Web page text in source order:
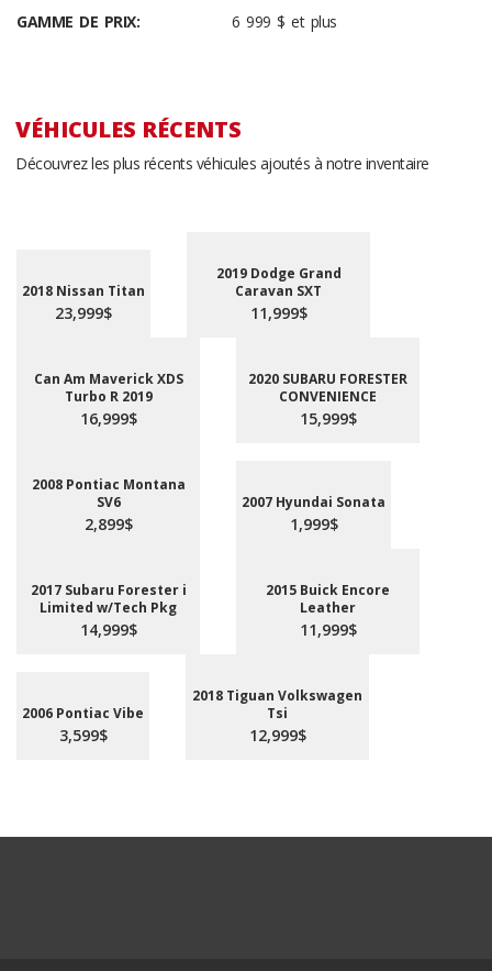
GAMME DE PRIX:
6 999 $ et plus
VÉHICULES RÉCENTS
Découvrez les plus récents véhicules ajoutés à notre inventaire
2018 Nissan Titan
23,999$
2019 Dodge Grand
Caravan SXT
11,999$
Can Am Maverick XDS
Turbo R 2019
16,999$
2020 SUBARU FORESTER
CONVENIENCE
15,999$
2008 Pontiac Montana
SV6
2,899$
2007 Hyundai Sonata
1,999$
2017 Subaru Forester i
Limited w/Tech Pkg
14,999$
2015 Buick Encore
Leather
11,999$
2006 Pontiac Vibe
3,599$
2018 Tiguan Volkswagen
Tsi
12,999$